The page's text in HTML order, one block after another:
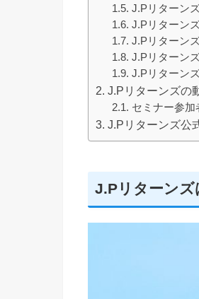
J.Pリターン
J.Pリターン
J.Pリターン
J.Pリターン
J.Pリターン
J.Pリターンズの
セミナー参加
J.Pリターンズ公
J.Pリターンズ